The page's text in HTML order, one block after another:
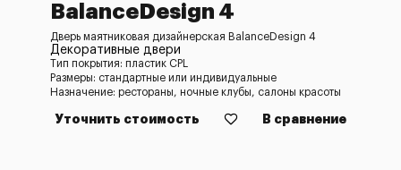
BalanceDesign 4
Дверь маятниковая дизайнерская BalanceDesign 4
Декоративные двери
Тип покрытия: пластик CPL
Размеры: стандартные или индивидуальные
Назначение: рестораны, ночные клубы, салоны красоты
Уточнить стоимость В сравнение